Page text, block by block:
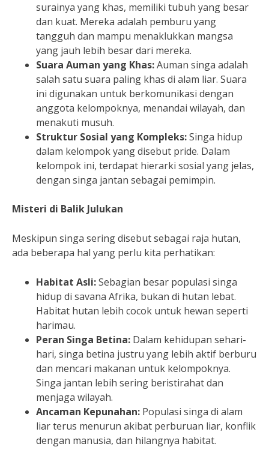
surainya yang khas, memiliki tubuh yang besar
dan kuat. Mereka adalah pemburu yang
tangguh dan mampu menaklukkan mangsa
yang jauh lebih besar dari mereka.
Suara Auman yang Khas:Auman singa adalah
salah satu suara paling khas di alam liar. Suara
ini digunakan untuk berkomunikasi dengan
anggota kelompoknya, menandai wilayah, dan
menakuti musuh.
Struktur Sosial yang Kompleks:Singa hidup
dalam kelompok yang disebut pride. Dalam
kelompok ini, terdapat hierarki sosial yang jelas,
dengan singa jantan sebagai pemimpin.
Misteri di Balik Julukan
Meskipun singa sering disebut sebagai raja hutan,
ada beberapa hal yang perlu kita perhatikan:
Habitat Asli:Sebagian besar populasi singa
hidup di savana Afrika, bukan di hutan lebat.
Habitat hutan lebih cocok untuk hewan seperti
harimau.
Peran Singa Betina: Dalam kehidupan sehari-
hari, singa betina justru yang lebih aktif berburu
dan mencari makanan untuk kelompoknya.
Singa jantan lebih sering beristirahat dan
menjaga wilayah.
Ancaman Kepunahan: Populasi singa di alam
liar terus menurun akibat perburuan liar, konflik
dengan manusia, dan hilangnya habitat.